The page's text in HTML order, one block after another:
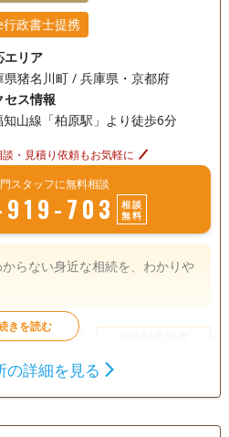
行政書士提携
エリア
県猪名川町 / 兵庫県・京都府
セス情報
知山線「柏原駅」より徒歩6分
・見積り依頼もお気軽に
スタッフに無料相談
703
相談
無料
らない身近な相続を、わかりや
遺産分割
行手続き
の詳細を見る